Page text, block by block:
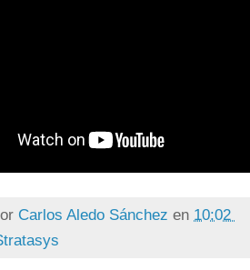
Carlos Aledo Sánchez en 10:02